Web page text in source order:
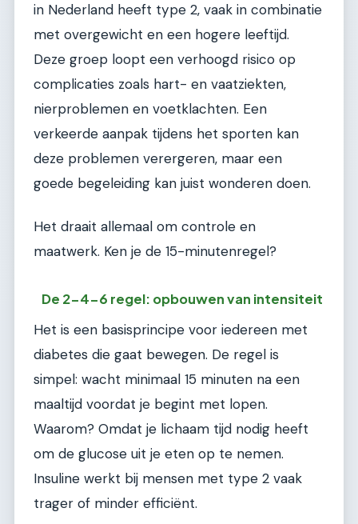
in Nederland heeft type 2, vaak in combinatie
met overgewicht en een hogere leeftijd.
Deze groep loopt een verhoogd risico op
complicaties zoals hart- en vaatziekten,
nierproblemen en voetklachten. Een
verkeerde aanpak tijdens het sporten kan
deze problemen verergeren, maar een
goede begeleiding kan juist wonderen doen.
Het draait allemaal om controle en
maatwerk. Ken je de 15-minutenregel?
De 2-4-6 regel: opbouwen van intensiteit
Het is een basisprincipe voor iedereen met
diabetes die gaat bewegen. De regel is
simpel: wacht minimaal 15 minuten na een
maaltijd voordat je begint met lopen.
Waarom? Omdat je lichaam tijd nodig heeft
om de glucose uit je eten op te nemen.
Insuline werkt bij mensen met type 2 vaak
trager of minder efficiënt.